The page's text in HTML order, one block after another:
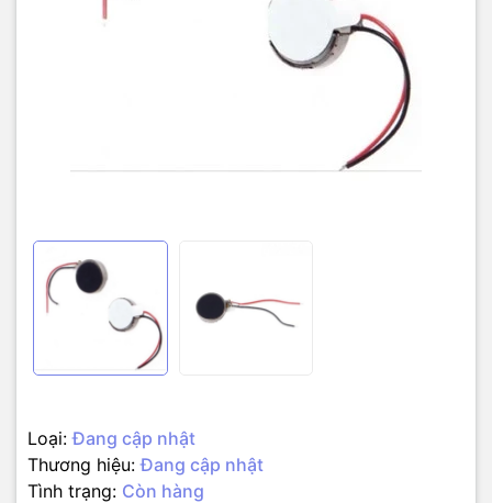
Loại: Đang cập nhật
Thương hiệu: Đang cập nhật
Tình trạng: Còn hàng